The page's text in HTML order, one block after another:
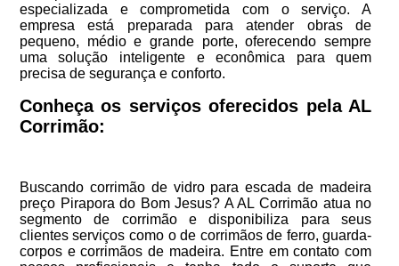
especializada e comprometida com o serviço. A
empresa está preparada para atender obras de
pequeno, médio e grande porte, oferecendo sempre
uma solução inteligente e econômica para quem
precisa de segurança e conforto.
Conheça os serviços oferecidos pela AL
Corrimão:
Buscando corrimão de vidro para escada de madeira
preço Pirapora do Bom Jesus? A AL Corrimão atua no
segmento de corrimão e disponibiliza para seus
clientes serviços como o de corrimãos de ferro, guarda-
corpos e corrimãos de madeira. Entre em contato com